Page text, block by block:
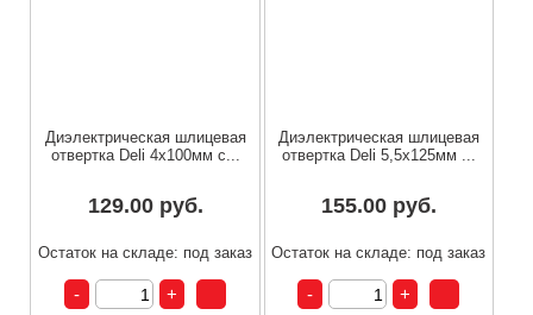
Диэлектрическая шлицевая
отвертка Deli 4х100мм с...
129.00 руб.
Остаток на складе: под заказ
Диэлектрическая шлицевая
отвертка Deli 5,5х125мм ...
155.00 руб.
Остаток на складе: под заказ